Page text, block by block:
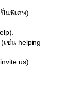
ป็นพิเศษ)
เช่น helping
us).